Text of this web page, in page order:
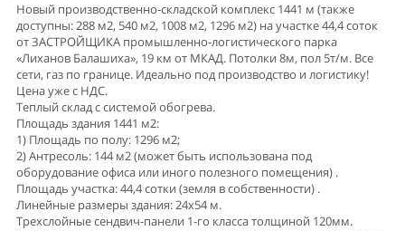
Новый производственно-складской комплекс 1441 м (также
доступны: 288 м2, 540 м2, 1008 м2, 1296 м2) на участке 44,4 соток
от ЗАСТРОЙЩИКА промышленно-логистического парка
«Лиханов Балашиха», 19 км от МКАД. Потолки 8м, пол 5т/м. Все
сети, газ по границе. Идеально под производство и логистику!
Цена уже с НДС.
Теплый склад с системой обогрева.
Площадь здания 1441 м2:
1) Площадь по полу: 1296 м2;
2) Антресоль: 144 м2 (может быть использована под
оборудование офиса или иного полезного помещения) .
Площадь участка: 44,4 сотки (земля в собственности) .
Линейные размеры здания: 24х54 м.
Трехслойные сендвич-панели 1-го класса толщиной 120мм.